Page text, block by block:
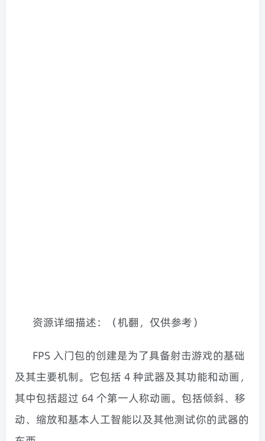
资源详细描述：（机翻，仅供参考）
FPS 入门包的创建是为了具备射击游戏的基础
及其主要机制。它包括 4 种武器及其功能和动画，
其中包括超过 64 个第一人称动画。包括倾斜、移
动、缩放和基本人工智能以及其他测试你的武器的